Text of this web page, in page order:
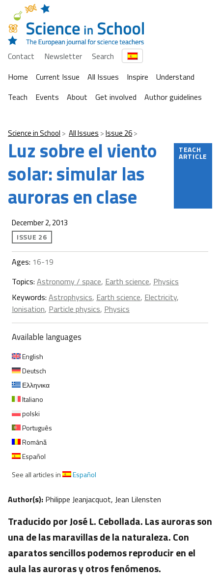
Contact Newsletter
Search
Home
Current Issue All Issues Inspire
Understand
Teach
Events About Get involved Author guidelines
Science in School All Issues Issue 26
Luz sobre el viento
solar: simular las
auroras en clase
TEACH
ARTICLE
December 2, 2013
ISSUE 26
Ages: 16-19
Topics: Astronomy / space, Earth science, Physics
Keywords: Astrophysics, Earth science, Electricity,
Ionisation, Particle physics, Physics
Available languages
English
Deutsch
Ελληνικα
Italiano
polski
Português
Română
Español
See all articles in
Español
Author(s): Philippe Jeanjacquot, Jean Lilensten
Traducido por José L. Cebollada. Las auroras son
una de las maravillas de la naturaleza. Con
aparatos sencillos podemos reproducir en el
aula las auroras y otros fenómenos.